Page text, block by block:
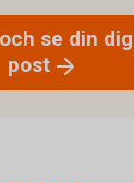
se din
post